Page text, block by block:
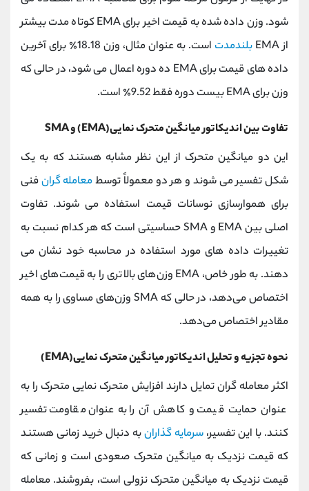
شود. وزن داده شده به قیمت اخیر برای EMA کوتاه مدت بیشتر
از EMA
بلندمدت
است. به عنوان مثال، وزن 18.18٪ برای آخرین
داده های قیمت برای EMA ده دوره اعمال می شود، در حالی که
وزن برای EMA بیست دوره فقط 9.52٪ است.
تفاوت بین اندیکاتور میانگین متحرک نمایی(EMA) و SMA
این دو میانگین متحرک از این نظر مشابه هستند که به یک
شکل تفسیر می شوند و هر دو معمولاً توسطمعامله گرانفنی
برای هموارسازی نوسانات قیمت استفاده می شوند. تفاوت
اصلی بین EMA و SMA حساسیتی است که هر کدام نسبت به
تغییرات داده های مورد استفاده در محاسبه خود نشان می
دهند. به طور خاص، EMA وزن‌های بالاتری را به قیمت‌های اخیر
اختصاص می‌دهد، در حالی که SMA وزن‌های مساوی را به همه
مقادیر اختصاص می‌دهد.
نحوه تجزیه و تحلیل اندیکاتور میانگین متحرک نمایی(EMA)
اکثر معامله گران تمایل دارند افزایش متحرک نمایی متحرک را به
عنوان حمایت قیمت و کاهش آن را به عنوان مقاومت تفسیر
کنند. با این تفسیر، سرمایه گذارانبه دنبال خرید زمانی هستند
که قیمت نزدیک به میانگین متحرک صعودی است و زمانی که
قیمت نزدیک به میانگین متحرک نزولی است، بفروشند. معامله